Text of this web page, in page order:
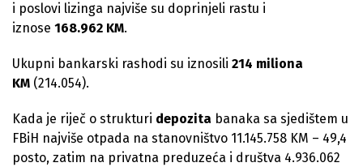
i poslovi lizinga najviše su doprinjeli rastu i
iznose 168.962 KM.
Ukupni bankarski rashodi su iznosili 214 miliona
KM (214.054).
Kada je riječ o strukturi depozita banaka sa sjedištem u
FBiH najviše otpada na stanovništvo 11.145.758 KM – 49,4
posto, zatim na privatna preduzeća i društva 4.936.062